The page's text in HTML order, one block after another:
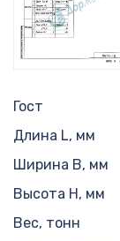
Гост
Длина L, мм
Ширина B, мм
Высота H, мм
Вес, тонн